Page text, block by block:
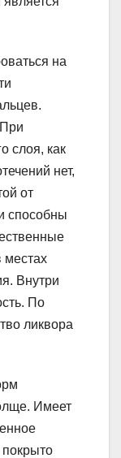
на
слоя, как
нет,
от
способны
Внутри
По
ликвора
Имеет